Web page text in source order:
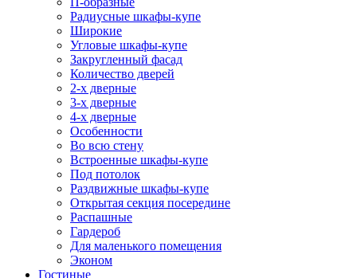
Радиусные шкафы-купе
Широкие
Угловые шкафы-купе
Закругленный фасад
Количество дверей
2-х дверные
3-х дверные
4-х дверные
Особенности
Во всю стену
Встроенные шкафы-купе
Под потолок
Раздвижные шкафы-купе
Открытая секция посередине
Распашные
Гардероб
Для маленького помещения
Эконом
Гостиные